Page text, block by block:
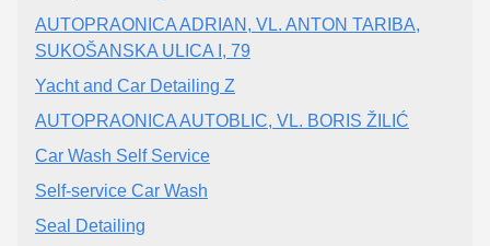
AUTOPRAONICA ADRIAN, VL. ANTON TARIBA,
SUKOŠANSKA ULICA I, 79
Yacht and Car Detailing Z
AUTOPRAONICA AUTOBLIC, VL. BORIS ŽILIĆ
Car Wash Self Service
Self-service Car Wash
Seal Detailing